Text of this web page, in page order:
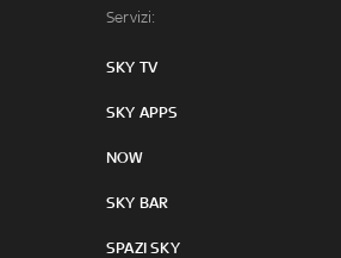
Servizi:
SKY TV
SKY APPS
NOW
SKY BAR
SPAZI SKY